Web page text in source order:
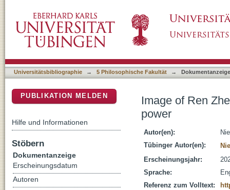
Universitätsbibliographie → 5 Philosophische Fakultät → Dokumentanzeige
Image of Ren
power
Autor(en):
Tübinger Autor(en):
Erscheinungsjahr:
Sprache:
Referenz zum Volltext:
PUBLIKATION MELDEN
Hilfe und Informationen
Stöbern
Dokumentanzeige
Erscheinungsdatum
Autoren